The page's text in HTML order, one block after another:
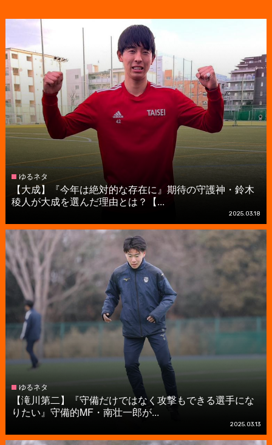
ゆるネタ
【大成】『今年は絶対的な存在に』期待の守護神・鈴木
稜人が大成を選んだ理由とは？【...
2025.03.18
ゆるネタ
【滝川第二】『守備だけではなく攻撃もできる選手にな
りたい』守備的MF・南壮一郎が...
2025.03.13